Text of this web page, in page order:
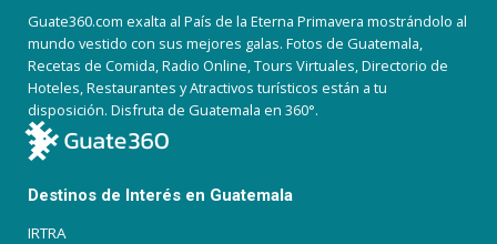
Guate360.com exalta al País de la Eterna Primavera mostrándolo al
mundo vestido con sus mejores galas. Fotos de Guatemala,
Recetas de Comida, Radio Online, Tours Virtuales, Directorio de
Hoteles, Restaurantes y Atractivos turísticos están a tu
disposición. Disfruta de Guatemala en 360°.
Destinos de Interés en Guatemala
IRTRA